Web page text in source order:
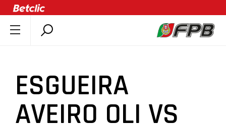
ÚLTIMAS
COMPETIÇÕES
ASSOCIAÇÕES
ESGUEIRA
AVEIRO OLI VS